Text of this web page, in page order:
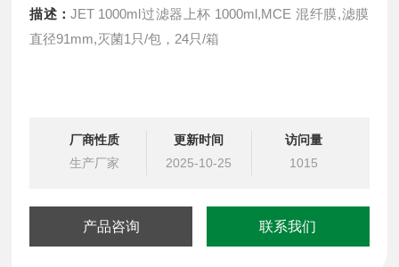
描述：JET 1000ml过滤器上杯 1000ml,MCE 混纤膜,滤膜
直径91mm,灭菌1只/包，24只/箱
厂商性质
生产厂家
更新时间
2025-10-25
访问量
1015
产品咨询 联系我们